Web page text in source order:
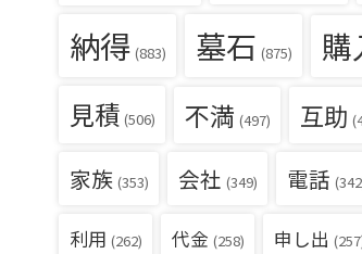
納得 (883) 墓石 (875) 購
見積 (506) 不満 (497) 互助
家族 (353) 会社 (349) 電話
利用 (262) 代金 (258) 申し出